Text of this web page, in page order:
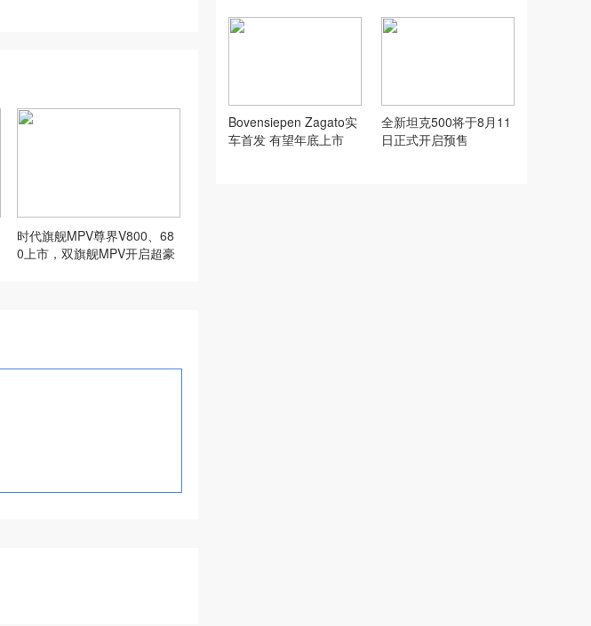
时代旗舰MPV尊界V800、68
0上市，双旗舰MPV开启超豪
Bovensiepen Zagato实
车首发 有望年底上市
全新坦克500将于8月11
日正式开启预售